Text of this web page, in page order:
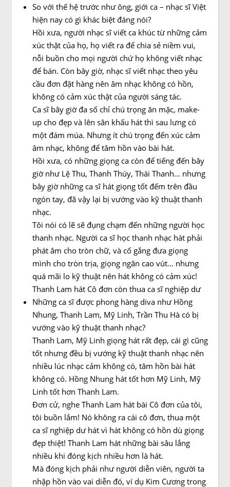
So với thế hệ trước như ông, giới ca – nhạc sĩ Việt
hiện nay có gì khác biệt đáng nói?
Hồi xưa, người nhạc sĩ viết ca khúc từ những cảm
xúc thật của họ, họ viết ra để chia sẻ niềm vui,
nỗi buồn cho mọi người chứ họ không viết nhạc
để bán. Còn bây giờ, nhạc sĩ viết nhạc theo yêu
cầu đơn đặt hàng nên âm nhạc không có hồn,
không có cảm xúc thật của người sáng tác.
Ca sĩ bây giờ đa số chỉ chú trọng ăn mặc, make-
up cho đẹp và lên sân khấu hát thì sau lưng có
một đám múa. Nhưng ít chú trọng đến xúc cảm
âm nhạc, không để tâm hồn vào bài hát.
Hồi xưa, có những giọng ca còn để tiếng đến bây
giờ như Lệ Thu, Thanh Thúy, Thái Thanh… nhưng
bây giờ những ca sĩ hát giọng tốt đếm trên đầu
ngón tay, đã vậy lại bị vướng vào kỹ thuật thanh
nhạc.
Tôi nói có lẽ sẽ đụng chạm đến những người học
thanh nhạc. Người ca sĩ học thanh nhạc hát phải
phát âm cho tròn chữ, và cố gắng đưa giọng
mình cho tròn trịa, giọng ngân cao vút… nhưng
quá mãi lo kỹ thuật nên hát không có cảm xúc!
Thanh Lam hát Cô đơn còn thua ca sĩ nghiệp dư
Những ca sĩ được phong hàng diva như Hồng
Nhung, Thanh Lam, Mỹ Linh, Trần Thu Hà có bị
vướng vào kỹ thuật thanh nhạc?
Thanh Lam, Mỹ Linh giọng hát rất đẹp, cái gì cũng
tốt nhưng đều bị vướng kỹ thuật thanh nhạc nên
nhiều lúc nhạc cảm không có, tâm hồn bài hát
không có. Hồng Nhung hát tốt hơn Mỹ Linh, Mỹ
Linh tốt hơn Thanh Lam.
Đơn cử, nghe Thanh Lam hát bài Cô đơn của tôi,
tôi buồn lắm! Nó không ra cái cô đơn, thua một
ca sĩ nghiệp dư hát vì hát không có hồn dù giọng
đẹp thiệt! Thanh Lam hát những bài sâu lắng
nhiều khi đóng kịch nhiều hơn là hát.
Mà đóng kịch phải như người diễn viên, người ta
nhập hồn vào vai diễn đó, ví dụ Kim Cương trong